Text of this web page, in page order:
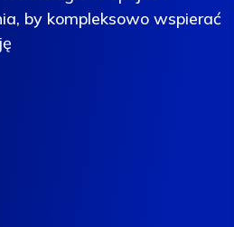
by kompleksowo wspierać
by kompleksowo wspierać
by kompleksowo wspierać